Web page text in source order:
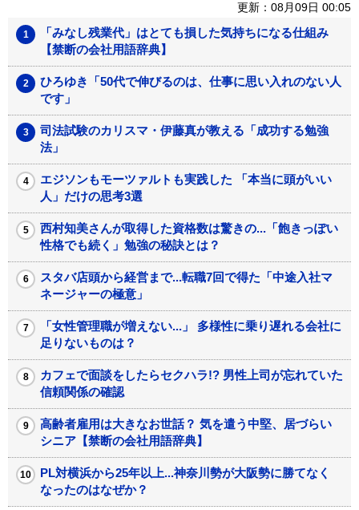
更新：08月09日 00:05
「みなし残業代」はとても損した気持ちになる仕組み
【禁断の会社用語辞典】
ひろゆき「50代で伸びるのは、仕事に思い入れのない人
です」
司法試験のカリスマ・伊藤真が教える「成功する勉強
法」
エジソンもモーツァルトも実践した 「本当に頭がいい
人」だけの思考3選
西村知美さんが取得した資格数は驚きの...「飽きっぽい
性格でも続く」勉強の秘訣とは？
スタバ店頭から経営まで...転職7回で得た「中途入社マ
ネージャーの極意」
「女性管理職が増えない...」 多様性に乗り遅れる会社に
足りないものは？
カフェで面談をしたらセクハラ!? 男性上司が忘れていた
信頼関係の確認
高齢者雇用は大きなお世話？ 気を遣う中堅、居づらい
シニア【禁断の会社用語辞典】
PL対横浜から25年以上...神奈川勢が大阪勢に勝てなく
なったのはなぜか？